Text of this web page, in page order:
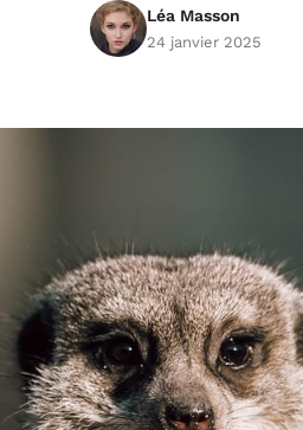
Léa Masson
24 janvier 2025